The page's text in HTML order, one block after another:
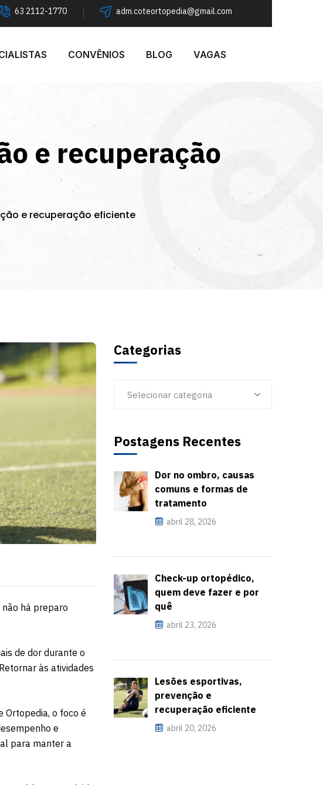
63 2112-1770 adm.coteortopedia@gmail.com
CONVÊNIOS BLOG VAGAS
e recuperação
e recuperação eficiente
há preparo
de dor durante o
às atividades
Ortopedia, o foco é
e
para manter a
Categorias
Selecionar categoria
Postagens Recentes
Dor no ombro, causas
comuns e formas de
tratamento
abril 28, 2026
Check-up ortopédico,
quem deve fazer e por
quê
abril 23, 2026
Lesões esportivas,
prevenção e
recuperação eficiente
abril 20, 2026